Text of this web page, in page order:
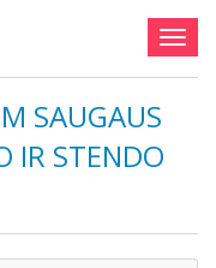
SAUGAUS
IR STENDO